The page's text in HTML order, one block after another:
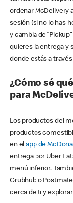
ordenar McDelivery
sesión (si no lo has
y cambia de
quieres la entrega y
donde estás a
¿Cómo sé
para
Los productos del
productos
en elapp de
entrega por Uber
menú inferior.
Grubhub o
cerca de ti y